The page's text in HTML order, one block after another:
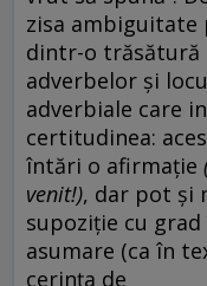
zisa ambiguitate
dintr-o trăsătură
adverbelor și
adverbiale care
certitudinea:
întări o afirmație
venit!), dar pot și
supoziție cu
asumare (ca în
cerința de